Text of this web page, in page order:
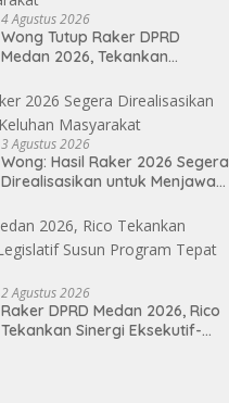
4 Agustus 2026
Wong Tutup Raker DPRD
Medan 2026, Tekankan
Berdampak Nyata bagi
Masyarakat
3 Agustus 2026
Wong: Hasil Raker 2026 Segera
Direalisasikan untuk Menjawab
2 Agustus 2026
Raker DPRD Medan 2026, Rico
Tekankan Sinergi Eksekutif-